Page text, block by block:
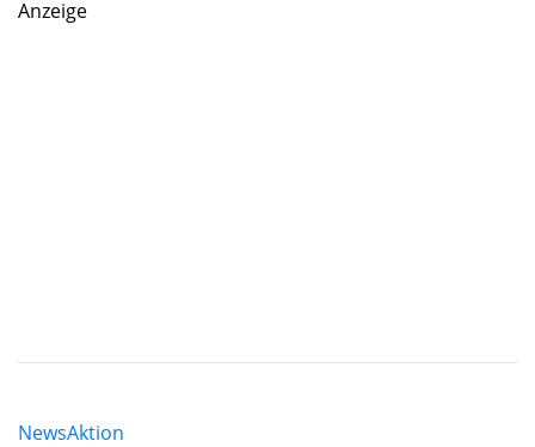
Anzeige
NewsAktion